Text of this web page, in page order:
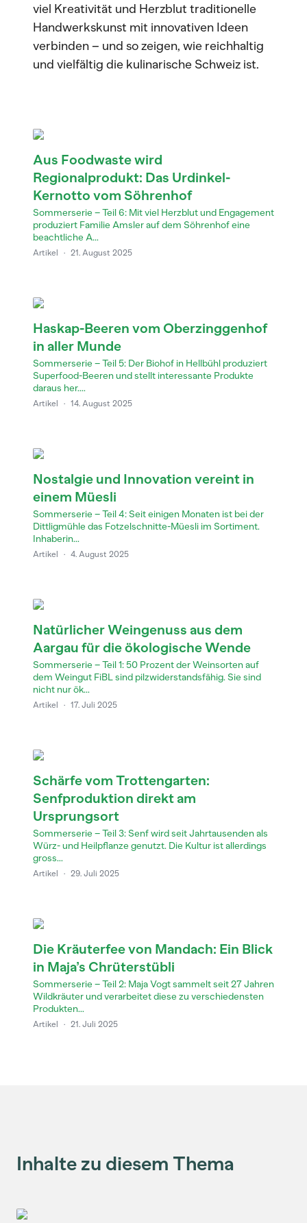
viel Kreativität und Herzblut traditionelle
Handwerkskunst mit innovativen Ideen
verbinden – und so zeigen, wie reichhaltig
und vielfältig die kulinarische Schweiz ist.
Aus Foodwaste wird
Regionalprodukt: Das Urdinkel-
Kernotto vom Söhrenhof
Sommerserie – Teil 6: Mit viel Herzblut und Engagement
produziert Familie Amsler auf dem Söhrenhof eine
beachtliche A...
Artikel · 21. August 2025
Haskap-Beeren vom Oberzinggenhof
in aller Munde
Sommerserie – Teil 5: Der Biohof in Hellbühl produziert
Superfood-Beeren und stellt interessante Produkte
daraus her....
Artikel · 14. August 2025
Nostalgie und Innovation vereint in
einem Müesli
Sommerserie – Teil 4: Seit einigen Monaten ist bei der
Dittligmühle das Fotzelschnitte-Müesli im Sortiment.
Inhaberin...
Artikel · 4. August 2025
Natürlicher Weingenuss aus dem
Aargau für die ökologische Wende
Sommerserie – Teil 1: 50 Prozent der Weinsorten auf
dem Weingut FiBL sind pilzwiderstandsfähig. Sie sind
nicht nur ök...
Artikel · 17. Juli 2025
Schärfe vom Trottengarten:
Senfproduktion direkt am
Ursprungsort
Sommerserie – Teil 3: Senf wird seit Jahrtausenden als
Würz- und Heilpflanze genutzt. Die Kultur ist allerdings
gross...
Artikel · 29. Juli 2025
Die Kräuterfee von Mandach: Ein Blick
in Maja’s Chrüterstübli
Sommerserie – Teil 2: Maja Vogt sammelt seit 27 Jahren
Wildkräuter und verarbeitet diese zu verschiedensten
Produkten...
Artikel · 21. Juli 2025
Inhalte zu diesem Thema